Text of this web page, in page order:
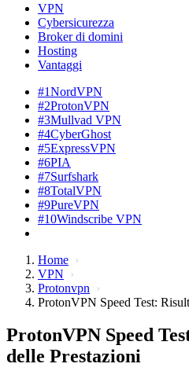
VPN
Cybersicurezza
Broker di domini
Hosting
Vantaggi
#1NordVPN
#2ProtonVPN
#3Mullvad VPN
#4CyberGhost
#5ExpressVPN
#6PIA
#7Surfshark
#8TotalVPN
#9PureVPN
#10Windscribe VPN
Home
VPN
Protonvpn
ProtonVPN Speed Test:
ProtonVPN Speed
delle Prestazioni